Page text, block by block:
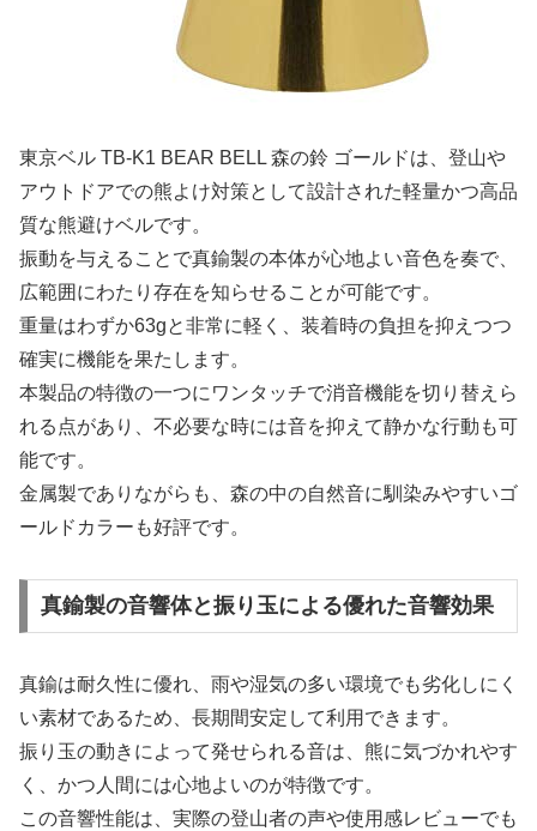
東京ベル TB-K1 BEAR BELL 森の鈴 ゴールドは、登山や
アウトドアでの熊よけ対策として設計された軽量かつ高品
質な熊避けベルです。
振動を与えることで真鍮製の本体が心地よい音色を奏で、
広範囲にわたり存在を知らせることが可能です。
重量はわずか63gと非常に軽く、装着時の負担を抑えつつ
確実に機能を果たします。
本製品の特徴の一つにワンタッチで消音機能を切り替えら
れる点があり、不必要な時には音を抑えて静かな行動も可
能です。
金属製でありながらも、森の中の自然音に馴染みやすいゴ
ールドカラーも好評です。
真鍮製の音響体と振り玉による優れた音響効果
真鍮は耐久性に優れ、雨や湿気の多い環境でも劣化しにく
い素材であるため、長期間安定して利用できます。
振り玉の動きによって発せられる音は、熊に気づかれやす
く、かつ人間には心地よいのが特徴です。
この音響性能は、実際の登山者の声や使用感レビューでも